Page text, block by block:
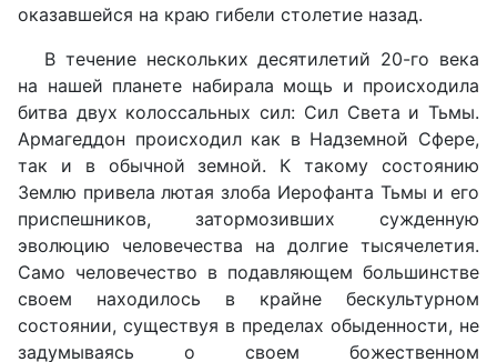
оказавшейся на краю гибели столетие назад.
В течение нескольких десятилетий 20-го века
на нашей планете набирала мощь и происходила
битва двух колоссальных сил: Сил Света и Тьмы.
Армагеддон происходил как в Надземной Сфере,
так и в обычной земной. К такому состоянию
Землю привела лютая злоба Иерофанта Тьмы и его
приспешников, затормозивших сужденную
эволюцию человечества на долгие тысячелетия.
Само человечество в подавляющем большинстве
своем находилось в крайне бескультурном
состоянии, существуя в пределах обыденности, не
задумываясь о своем божественном